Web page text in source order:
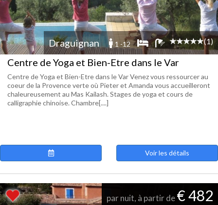
Draguignan 1 -12 (1)
Centre de Yoga et Bien-Etre dans le Var
Centre de Yoga et Bien-Etre dans le Var Venez vous ressourcer au
coeur de la Provence verte où Pieter et Amanda vous accueilleront
chaleureusement au Mas Kailash. Stages de yoga et cours de
calligraphie chinoise. Chambre[....]
Voir les détails
par nuit, à partir de€ 482